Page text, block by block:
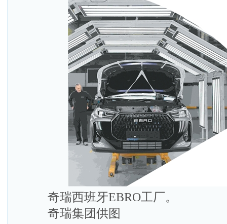
奇瑞西班牙EBRO工厂。
奇瑞集团供图